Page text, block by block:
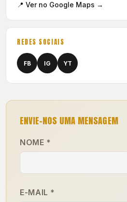
📍 Ver no Google Maps →
REDES SOCIAIS
FB IG YT
ENVIE-NOS UMA MENSAGEM
NOME *
E-MAIL *